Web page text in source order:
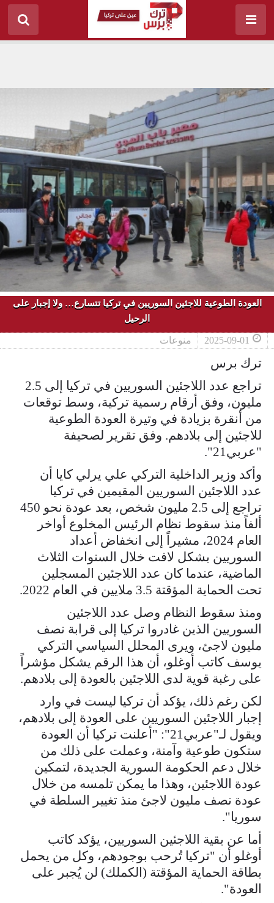
العودة الطوعية للاجئين السوريين في تركيا تتسارع… ولا إجبار على
الرحيل
2025-09-01 منوعات
ترك برس
تراجع عدد اللاجئين السوريين في تركيا إلى 2.5
مليون، وفق أرقام رسمية تركية، وسط توقعات
من أنقرة بزيادة في وتيرة العودة الطوعية
للاجئين إلى بلادهم. وفق تقرير لصحيفة
"عربي21".
وأكد وزير الداخلية التركي علي يرلي كايا أن
عدد اللاجئين السوريين المقيمين في تركيا
تراجع إلى 2.5 مليون شخص، بعد عودة نحو 450
ألفاً منذ سقوط نظام الرئيس المخلوع أواخر
العام 2024، مشيراً إلى انخفاض أعداد
السوريين بشكل لافت خلال السنوات الثلاث
الماضية، عندما كان عدد اللاجئين المسجلين
تحت الحماية المؤقتة 3.5 ملايين في العام 2022.
ومنذ سقوط النظام وصل عدد اللاجئين
السوريين الذين غادروا تركيا إلى قرابة نصف
مليون لاجئ، ويرى المحلل السياسي التركي
يوسف كاتب أوغلو، أن هذا الرقم يشكل مؤشراً
على رغبة قوية لدى اللاجئين بالعودة إلى بلادهم.
لكن رغم ذلك، يؤكد أن تركيا ليست في وارد
إجبار اللاجئين السوريين على العودة إلى بلادهم،
ويقول لـ"عربي21": "أعلنت تركيا أن العودة
ستكون طوعية وآمنة، وعملت على ذلك من
خلال دعم الحكومة السورية الجديدة، لتمكين
عودة اللاجئين، وهذا ما يمكن تلمسه من خلال
عودة نصف مليون لاجئ منذ تغيير السلطة في
سوريا".
أما عن بقية اللاجئين السوريين، يؤكد كاتب
أوغلو أن "تركيا تُرحب بوجودهم، وكل من يحمل
بطاقة الحماية المؤقتة (الكملك) لن يُجبر على
العودة".